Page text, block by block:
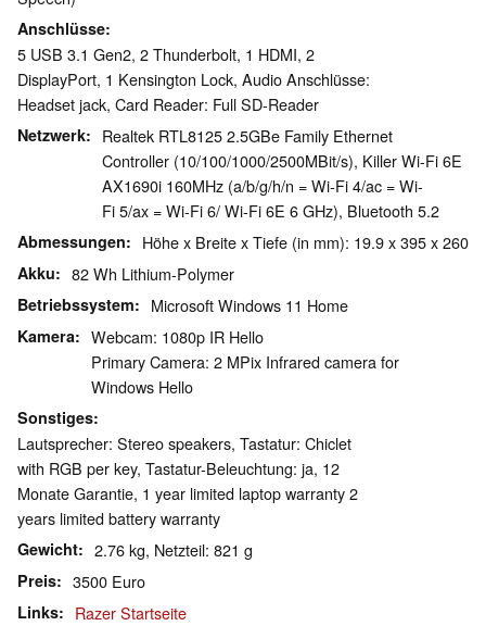
Anschlüsse
5 USB 3.1 Gen2, 2 Thunderbolt, 1 HDMI, 2
DisplayPort, 1 Kensington Lock, Audio Anschlüsse:
Headset jack, Card Reader: Full SD-Reader
Netzwerk
Realtek RTL8125 2.5GBe Family Ethernet
Controller (10/100/1000/2500MBit/s), Killer Wi-Fi 6E
AX1690i 160MHz (a/b/g/h/n = Wi-Fi 4/ac = Wi-
Fi 5/ax = Wi-Fi 6/ Wi-Fi 6E 6 GHz), Bluetooth 5.2
Abmessungen Höhe x Breite x Tiefe (in mm): 19.9 x 395 x 260
Akku 82 Wh Lithium-Polymer
Betriebssystem Microsoft Windows 11 Home
Kamera
Webcam: 1080p IR Hello
Primary Camera: 2 MPix Infrared camera for
Windows Hello
Sonstiges
Lautsprecher: Stereo speakers, Tastatur: Chiclet
with RGB per key, Tastatur-Beleuchtung: ja, 12
Monate Garantie, 1 year limited laptop warranty 2
years limited battery warranty
Gewicht 2.76 kg, Netzteil: 821 g
Preis 3500 Euro
Links Razer Startseite